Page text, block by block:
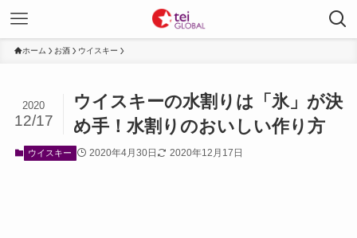
ホーム お酒 ウイスキー
ウイスキーの水割りは「氷」が決
め手！水割りのおいしい作り方
2020
12/17
ウイスキー 2020年4月30日 2020年12月17日